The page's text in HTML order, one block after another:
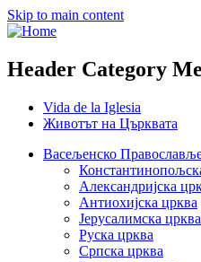
Skip to main content
Header Category
Vida de la Iglesia
Животът на Църквата
Васељенско
Александријска
Антиохијска црква
Јерусалимска црква
Руска црква
Српска црква